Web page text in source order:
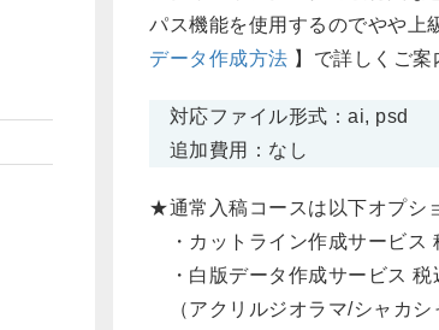
パス機能を使用するのでやや上
データ作成方法 】で詳しくご案
対応ファイル形式：ai, psd
追加費用：なし
★通常入稿コースは以下オプシ
・カットライン作成サービス
・白版データ作成サービス 税
（アクリルジオラマ/シャカシ